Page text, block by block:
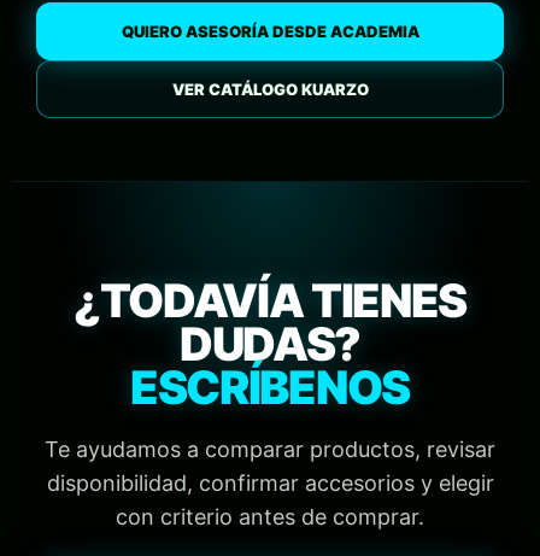
QUIERO ASESORÍA DESDE ACADEMIA
VER CATÁLOGO KUARZO
¿TODAVÍA TIENES
DUDAS?
ESCRÍBENOS
Te ayudamos a comparar productos, revisar
disponibilidad, confirmar accesorios y elegir
con criterio antes de comprar.